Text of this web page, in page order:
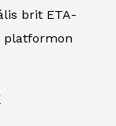
brit ETA-
platformon